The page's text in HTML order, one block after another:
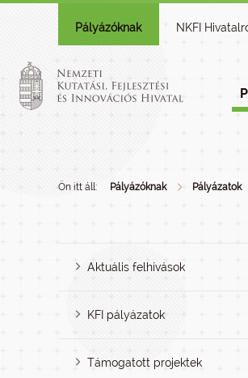
Pályázóknak NKFI
Ön itt áll: Pályázóknak Pályázatok
Aktuális felhívások
KFI pályázatok
Támogatott projektek